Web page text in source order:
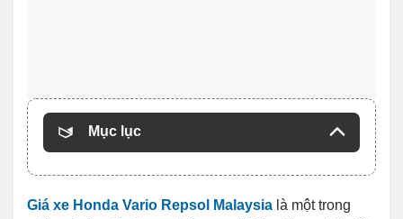
Mục lục
Giá xe Honda Vario Repsol Malaysia là một trong